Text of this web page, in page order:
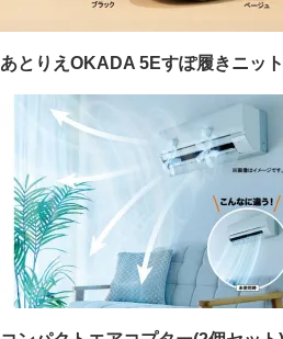
あとりえOKADA 5Eすぽ履きニッ